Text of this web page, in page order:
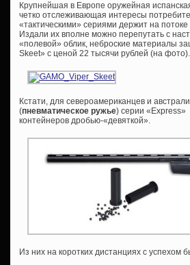
Крупнейшая в Европе оружейная
четко отслеживающая интересы
«тактическими» сериями держит на
Издали их вполне можно перепутать с
«полевой» облик, неброские материалы
Skeet» с ценой 22 тысячи рублей (на фото).
Кстати, для североамериканцев и
(пневматическое ружье) серии
контейнеров дробью-«девяткой».
Из них на коротких дистанциях с успехом